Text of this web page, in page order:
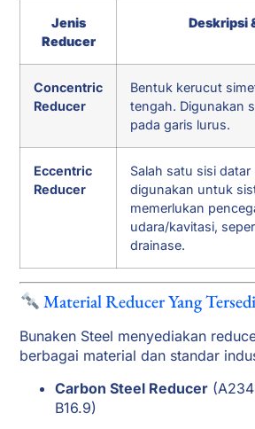
Jenis
Reducer
Deskripsi
Concentric
Reducer
Bentuk kerucut
tengah. Digunakan
pada garis lurus.
Eccentric
Reducer
Salah satu sisi
digunakan untuk
memerlukan
udara/kavitasi,
drainase.
Material Reducer Yang
Bunaken Steel menyediakan
berbagai material dan standar
Carbon Steel Reducer
B16.9)